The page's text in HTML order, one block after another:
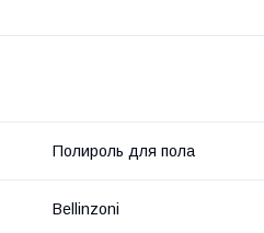
Полироль для пола
Bellinzoni